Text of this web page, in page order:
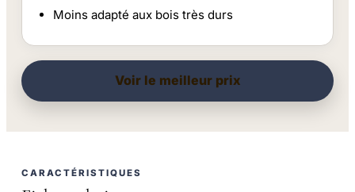
Moins adapté aux bois très durs
Voir le meilleur prix
CARACTÉRISTIQUES